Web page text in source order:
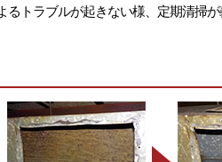
トラブルが起きない様、定期清掃が